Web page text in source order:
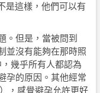
是這樣，他們可以有
。但是，當被問到
並沒有能夠在那時照
幾乎所有人都認為
孕的原因。其他經常
，感覺避孕允許更好